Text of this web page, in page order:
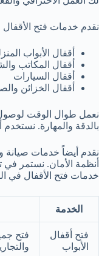
نقدم خدمات فتح
أقفال الأبواب
أقفال المكاتب
أقفال السيارات
أقفال الخزائن
نعمل طوال الوقت لوصول
بالدقة والمهارة.
نقدم أيضاً خدمات صيانة
أنظمة الأمان. نستمر في
خدمات فتح الأقفال في
الخدمة
فتح أقفال
الأبواب
فتح